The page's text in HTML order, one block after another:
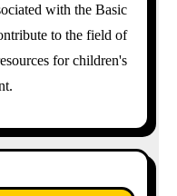
with the Basic
to the field of
for children's